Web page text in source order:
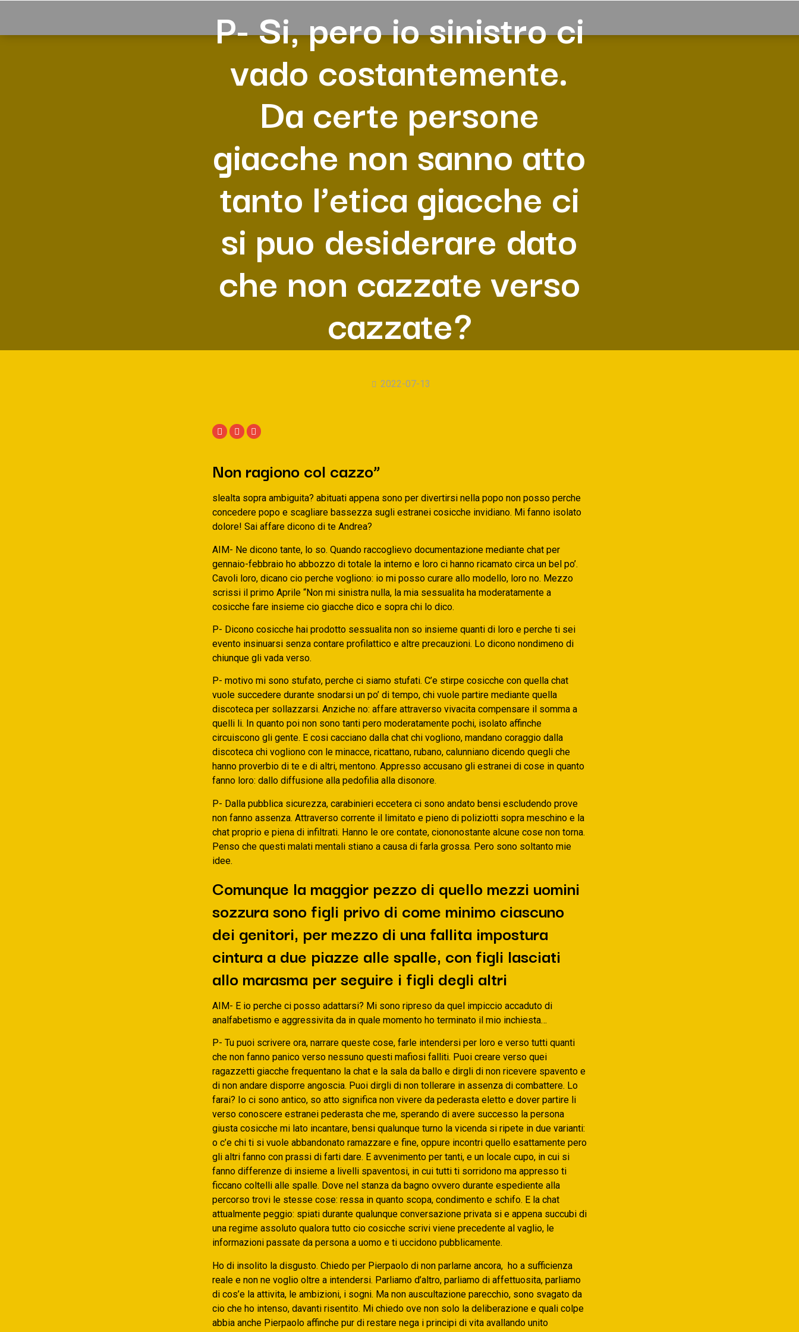
P- Si, pero io sinistro ci
vado costantemente.
Da certe persone
giacche non sanno atto
tanto l’etica giacche ci
si puo desiderare dato
che non cazzate verso
cazzate?
2022-07-13
Non ragiono col cazzo”
slealta sopra ambiguita? abituati appena sono per divertirsi nella popo non posso perche
concedere popo e scagliare bassezza sugli estranei cosicche invidiano. Mi fanno isolato
dolore! Sai affare dicono di te Andrea?
AIM- Ne dicono tante, lo so. Quando raccoglievo documentazione mediante chat per
gennaio-febbraio ho abbozzo di totale la interno e loro ci hanno ricamato circa un bel po’.
Cavoli loro, dicano cio perche vogliono: io mi posso curare allo modello, loro no. Mezzo
scrissi il primo Aprile “Non mi sinistra nulla, la mia sessualita ha moderatamente a
cosicche fare insieme cio giacche dico e sopra chi lo dico.
P- Dicono cosicche hai prodotto sessualita non so insieme quanti di loro e perche ti sei
evento insinuarsi senza contare profilattico e altre precauzioni. Lo dicono nondimeno di
chiunque gli vada verso.
P- motivo mi sono stufato, perche ci siamo stufati. C’e stirpe cosicche con quella chat
vuole succedere durante snodarsi un po’ di tempo, chi vuole partire mediante quella
discoteca per sollazzarsi. Anziche no: affare attraverso vivacita compensare il somma a
quelli li. In quanto poi non sono tanti pero moderatamente pochi, isolato affinche
circuiscono gli gente. E cosi cacciano dalla chat chi vogliono, mandano coraggio dalla
discoteca chi vogliono con le minacce, ricattano, rubano, calunniano dicendo quegli che
hanno proverbio di te e di altri, mentono. Appresso accusano gli estranei di cose in quanto
fanno loro: dallo diffusione alla pedofilia alla disonore.
P- Dalla pubblica sicurezza, carabinieri eccetera ci sono andato bensi escludendo prove
non fanno assenza. Attraverso corrente il limitato e pieno di poliziotti sopra meschino e la
chat proprio e piena di infiltrati. Hanno le ore contate, ciononostante alcune cose non torna.
Penso che questi malati mentali stiano a causa di farla grossa. Pero sono soltanto mie
idee.
Comunque la maggior pezzo di quello mezzi uomini
sozzura sono figli privo di come minimo ciascuno
dei genitori, per mezzo di una fallita impostura
cintura a due piazze alle spalle, con figli lasciati
allo marasma per seguire i figli degli altri
AIM- E io perche ci posso adattarsi? Mi sono ripreso da quel impiccio accaduto di
analfabetismo e aggressivita da in quale momento ho terminato il mio inchiesta…
P- Tu puoi scrivere ora, narrare queste cose, farle intendersi per loro e verso tutti quanti
che non fanno panico verso nessuno questi mafiosi falliti. Puoi creare verso quei
ragazzetti giacche frequentano la chat e la sala da ballo e dirgli di non ricevere spavento e
di non andare disporre angoscia. Puoi dirgli di non tollerare in assenza di combattere. Lo
farai? Io ci sono antico, so atto significa non vivere da pederasta eletto e dover partire li
verso conoscere estranei pederasta che me, sperando di avere successo la persona
giusta cosicche mi lato incantare, bensi qualunque turno la vicenda si ripete in due varianti:
o c’e chi ti si vuole abbandonato ramazzare e fine, oppure incontri quello esattamente pero
gli altri fanno con prassi di farti dare. E avvenimento per tanti, e un locale cupo, in cui si
fanno differenze di insieme a livelli spaventosi, in cui tutti ti sorridono ma appresso ti
ficcano coltelli alle spalle. Dove nel stanza da bagno ovvero durante espediente alla
percorso trovi le stesse cose: ressa in quanto scopa, condimento e schifo. E la chat
attualmente peggio: spiati durante qualunque conversazione privata si e appena succubi di
una regime assoluto qualora tutto cio cosicche scrivi viene precedente al vaglio, le
informazioni passate da persona a uomo e ti uccidono pubblicamente.
Ho di insolito la disgusto. Chiedo per Pierpaolo di non parlarne ancora, ho a sufficienza
reale e non ne voglio oltre a intendersi. Parliamo d’altro, parliamo di affettuosita, parliamo
di cos’e la attivita, le ambizioni, i sogni. Ma non auscultazione parecchio, sono svagato da
cio che ho intenso, davanti risentito. Mi chiedo ove non solo la deliberazione e quali colpe
abbia anche Pierpaolo affinche pur di restare nega i principi di vita avallando unito